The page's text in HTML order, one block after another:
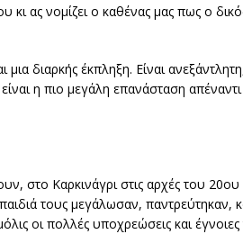
ας νομίζει ο καθένας μας πως ο
διαρκής έκπληξη. Είναι
η πιο μεγάλη επανάσταση
στο Καρκινάγρι στις αρχές του
τους μεγάλωσαν, παντρεύτηκαν,
οι πολλές υποχρεώσεις και